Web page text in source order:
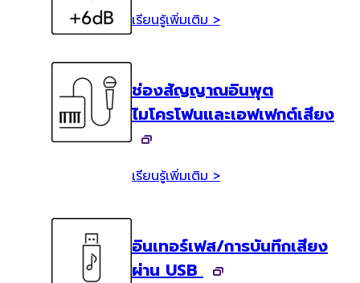
เรียนรู้เพิ่มเติม >
ช่องสัญญาณอินพุต
ไมโครโฟนและเอฟเฟกต์เสียง
เรียนรู้เพิ่มเติม >
อินเทอร์เฟส/การบันทึกเสียง
ผ่าน USB